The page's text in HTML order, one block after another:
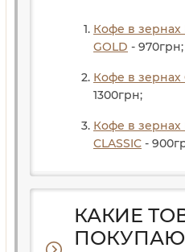
Кофе в зернах
GOLD - 970грн;
Кофе в зернах
1300грн;
Кофе в зернах
CLASSIC - 900
КАКИЕ